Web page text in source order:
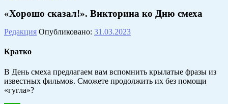
«Хорошо сказал!». Викторина ко Дню смеха
Редакция Опубликовано: 31.03.2023
Кратко
В День смеха предлагаем вам вспомнить крылатые фразы из
известных фильмов. Сможете продолжить их без помощи
«гугла»?